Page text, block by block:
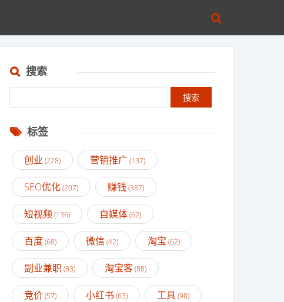
搜索
标签
创业 (228) 营销推广 (137)
SEO优化(207) 赚钱(387)
短视频(136) 自媒体(62)
百度(68) 微信(42) 淘宝 (62)
副业兼职 (83) 淘宝客(88)
竞价(57) 小红书 (63) 工具(98)